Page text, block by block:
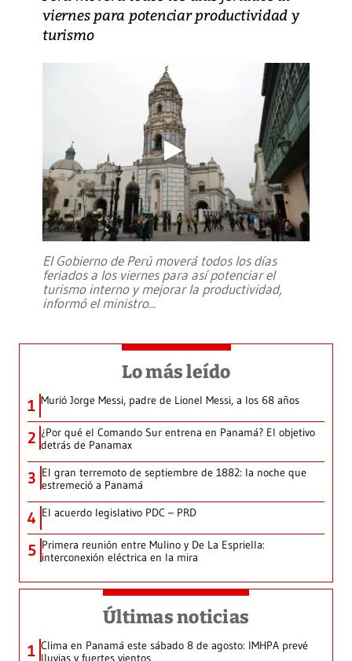
viernes para potenciar productividad y
turismo
El Gobierno de Perú moverá todos los días
feriados a los viernes para así potenciar el
turismo interno y mejorar la productividad,
informó el ministro...
Lo más leído
1 Murió Jorge Messi, padre de Lionel Messi, a los 68 años
2 ¿Por qué el Comando Sur entrena en Panamá? El objetivo
detrás de Panamax
3 El gran terremoto de septiembre de 1882: la noche que
estremeció a Panamá
4 El acuerdo legislativo PDC – PRD
5 Primera reunión entre Mulino y De La Espriella:
interconexión eléctrica en la mira
Últimas noticias
1 Clima en Panamá este sábado 8 de agosto: IMHPA prevé
lluvias y fuertes vientos